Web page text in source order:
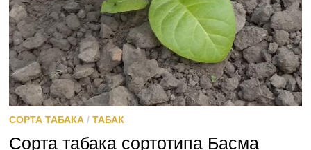
СОРТА ТАБАКА/ ТАБАК
Сорта табака сортотипа Басма